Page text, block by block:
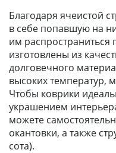
Благодаря ячеистой
в себе попавшую на
им распространиться
изготовлены из
долговечного
высоких температур,
Чтобы коврики
украшением
можете
окантовки, а также
сота).